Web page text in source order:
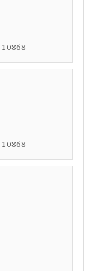
10868
10868